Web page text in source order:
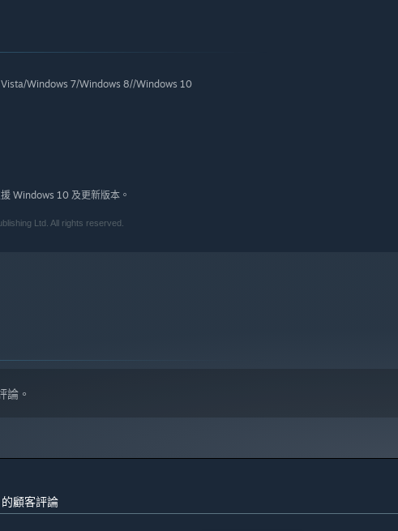
Windows 7/Windows 8//Windows 10
Windows 10 及更新版本。
Ltd. All rights reserved.
論。
顧客評論